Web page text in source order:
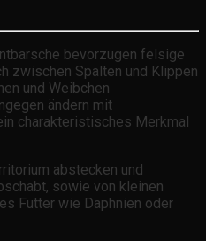
bevorzugen felsige
zwischen Spalten und Klippen
und Weibchen
ändern mit
charakteristisches Merkmal
abstecken und
sowie von kleinen
Futter wie Daphnien oder